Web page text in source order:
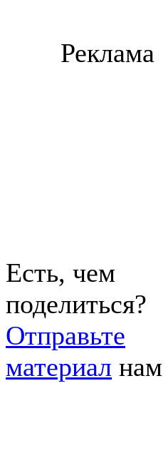
Реклама
Есть, чем
поделиться?
Отправьте
материал нам